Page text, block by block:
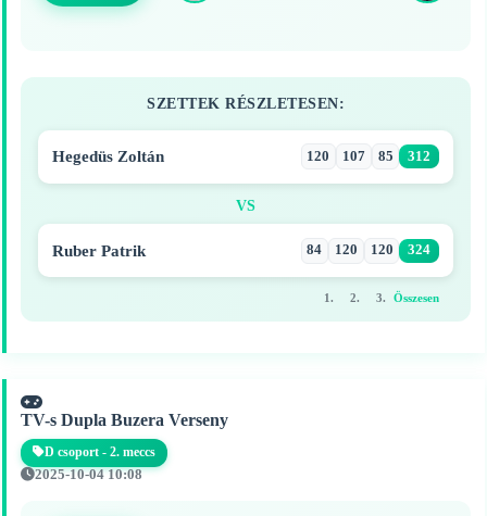
SZETTEK RÉSZLETESEN:
Hegedüs Zoltán 120 107 85 312
VS
Ruber Patrik 84 120 120 324
1. 2. 3. Összesen
TV-s Dupla Buzera Verseny
D csoport - 2. meccs
2025-10-04 10:08